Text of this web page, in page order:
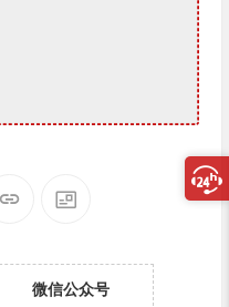
微信公众号